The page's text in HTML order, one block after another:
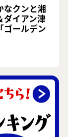
なクンと湘
イアン津
ゴールデン